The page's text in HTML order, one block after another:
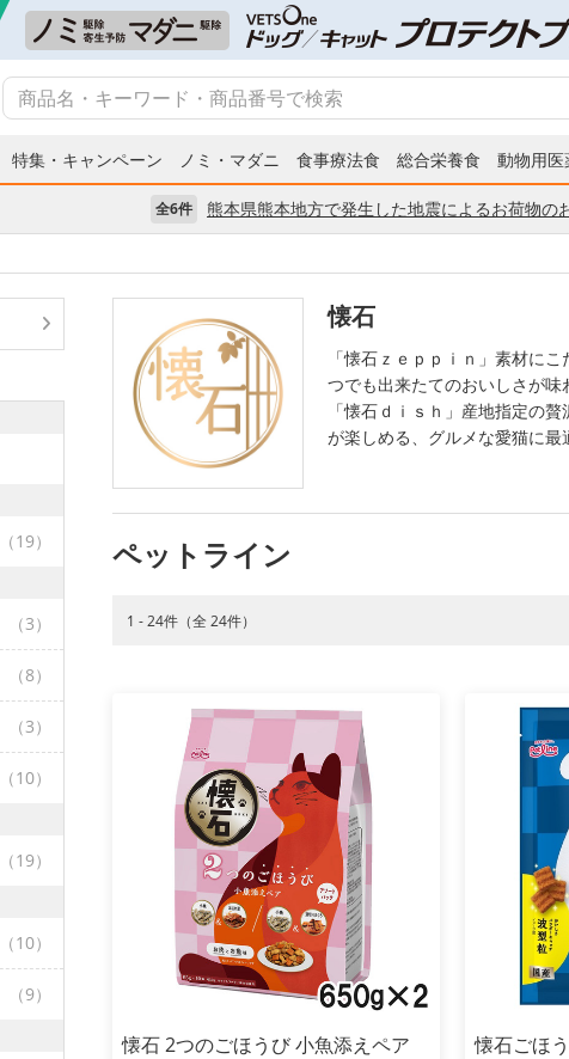
特集・キャンペーン ノミ・マダニ 食事療法食 総合栄養食 動物用医
全6件 熊本県熊本地方で発生した地震によるお荷物の
（19）
（3）
（8）
（3）
（10）
（19）
（10）
（9）
懐石
「懐石ｚｅｐｐｉｎ」素材に
つでも出来たてのおいしさが味
「懐石ｄｉｓｈ」産地指定の
が楽しめる、グルメな愛猫に最
ペットライン
1 - 24件（全 24件）
懐石 2つのごほうび 小魚添えペア
懐石ごほ